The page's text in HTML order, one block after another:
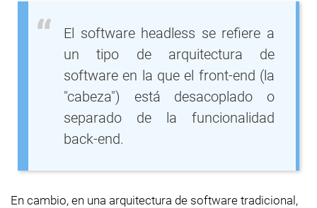
El software headless se refiere a
un tipo de arquitectura de
software en la que el front-end (la
"cabeza") está desacoplado o
separado de la funcionalidad
back-end.
En cambio, en una arquitectura de software tradicional,